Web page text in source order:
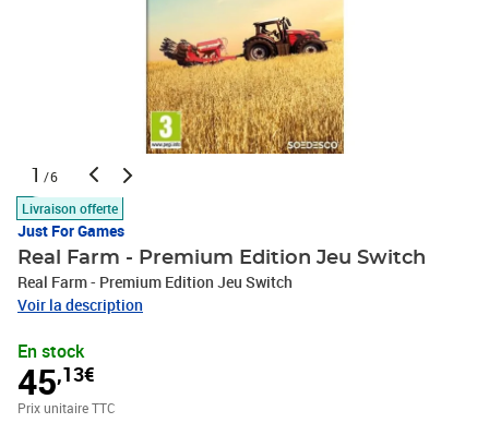
1 /6
Livraison offerte
Just For Games
Real Farm - Premium Edition Jeu Switch
Real Farm - Premium Edition Jeu Switch
Voir la description
En stock
45,13€
Prix unitaire TTC